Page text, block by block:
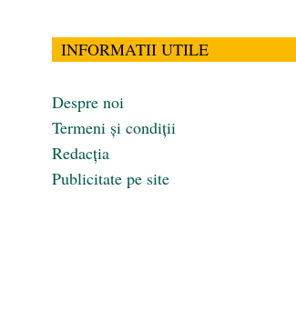
INFORMATII UTILE
Despre noi
Termeni și condiții
Redacția
Publicitate pe site